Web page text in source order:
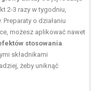
2-3 razy w tygodniu,
o działaniu
możesz aplikować nawet
stosowania
składnikami
żeby uniknąć